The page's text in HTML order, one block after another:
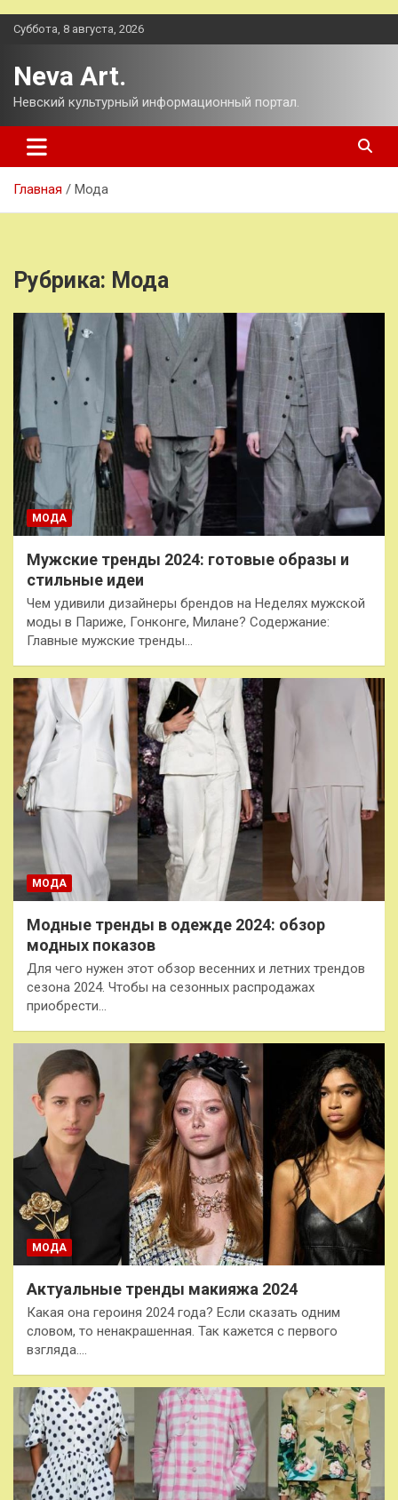
Перейти
Суббота, 8 августа, 2026
Neva Art.
Невский культурный информационный портал.
Главная Мода
Рубрика: Мода
МОДА
Мужские тренды 2024: готовые образы и
стильные идеи
Чем удивили дизайнеры брендов на Неделях мужской
моды в Париже, Гонконге, Милане? Содержание:
Главные мужские тренды…
МОДА
Модные тренды в одежде 2024: обзор
модных показов
Для чего нужен этот обзор весенних и летних трендов
сезона 2024. Чтобы на сезонных распродажах
приобрести…
МОДА
Актуальные тренды макияжа 2024
Какая она героиня 2024 года? Если сказать одним
словом, то ненакрашенная. Так кажется с первого
взгляда.…